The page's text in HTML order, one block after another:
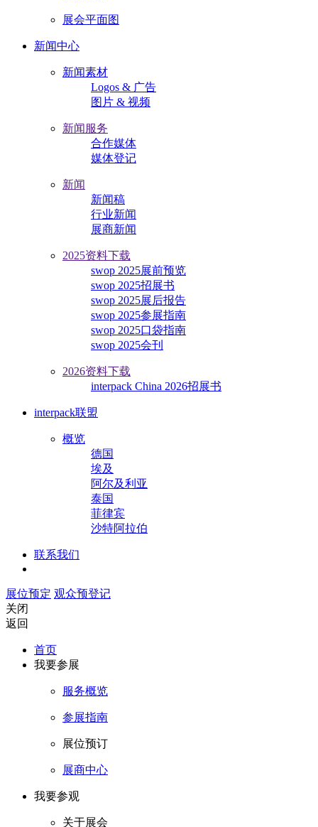
展会平面图
新闻中心
新闻素材
Logos & 广告
图片 & 视频
新闻服务
合作媒体
媒体登记
新闻
新闻稿
行业新闻
展商新闻
2025资料下载
swop 2025展前预览
swop 2025招展书
swop 2025展后报告
swop 2025参展指南
swop 2025口袋指南
swop 2025会刊
2026资料下载
interpack China 2026招展书
interpack联盟
概览
德国
埃及
阿尔及利亚
泰国
菲律宾
沙特阿拉伯
联系我们
展位预定 观众预登记
关闭
返回
首页
我要参展
服务概览
参展指南
展位预订
展商中心
我要参观
关于展会